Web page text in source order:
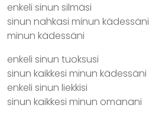
enkeli sinun silmäsi
sinun nahkasi minun kädessäni
minun kädessäni
enkeli sinun tuoksusi
sinun kaikkesi minun kädessäni
enkeli sinun liekkisi
sinun kaikkesi minun omanani